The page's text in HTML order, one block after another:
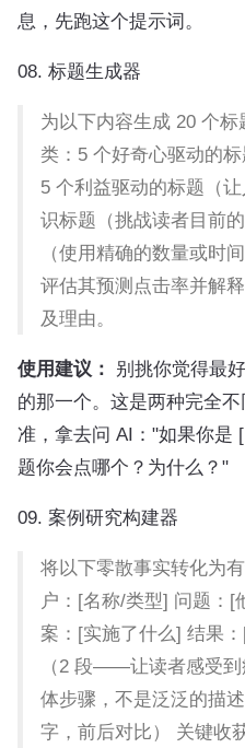
息，先跑这个提示词。
08. 标题生成器
为以下内容生成 20 个
类：5 个好奇心驱动的标
5 个利益驱动的标题（
识标题（挑战读者目前
（使用精确的数量或时
评估其预测点击率并解
及理由。
使用建议： 别挑你觉得最
的那一个。这是两种完全
准，拿去问 AI："如果你是
题你会点哪个？为什么？"
09. 案例研究构建器
将以下零散事实转化为
户：[名称/类型] 问题：[
案：[实施了什么] 结果
（2 段——让读者感受
体步骤，不是泛泛的描
字，前后对比） 关键